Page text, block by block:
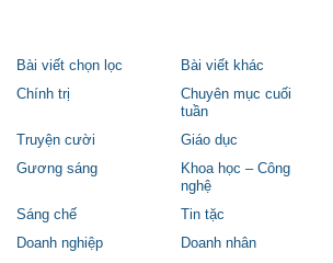
Bài viết chọn lọc
Bài viết khác
Chính trị
Chuyên mục cuối
tuần
Truyện cười
Giáo dục
Gương sáng
Khoa học – Công
nghệ
Sáng chế
Tin tặc
Doanh nghiệp
Doanh nhân